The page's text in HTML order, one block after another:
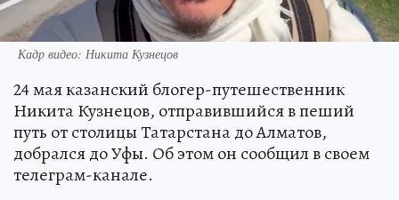
Кадр видео: Никита Кузнецов
24 мая казанский блогер-путешественник
Никита Кузнецов, отправившийся в пеший
путь от столицы Татарстана до Алматов,
добрался до Уфы. Об этом он сообщил в своем
телеграм-канале.